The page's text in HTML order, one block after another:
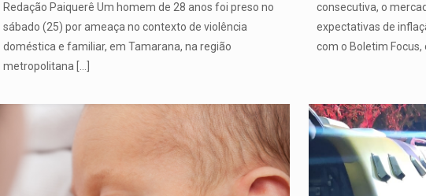
Redação Paiquerê Um homem de 28 anos foi preso no
sábado (25) por ameaça no contexto de violência
doméstica e familiar, em Tamarana, na região
metropolitana
consecutiva, o
expectativas de
com o Boletim Focus,